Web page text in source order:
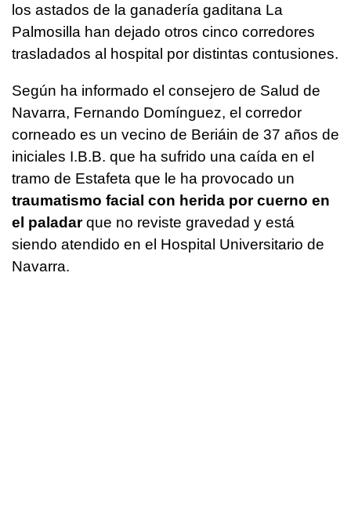
los astados de la ganadería gaditana La
Palmosilla han dejado otros cinco corredores
trasladados al hospital por distintas contusiones.
Según ha informado el consejero de Salud de
Navarra, Fernando Domínguez, el corredor
corneado es un vecino de Beriáin de 37 años de
iniciales I.B.B. que ha sufrido una caída en el
tramo de Estafeta que le ha provocado un
traumatismo facial con herida por cuerno en
el paladarque no reviste gravedad y está
siendo atendido en el Hospital Universitario de
Navarra.